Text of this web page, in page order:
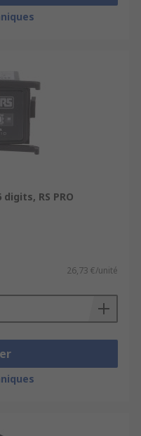
RS PRO
26,73 €/unité